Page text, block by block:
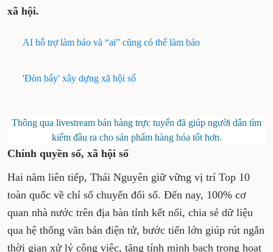
xã hội.
AI hỗ trợ làm báo và “ai” cũng có thể làm báo
'Đòn bẩy' xây dựng xã hội số
Thông qua livestream bán hàng trực tuyến đã giúp người dân tìm
kiếm đầu ra cho sản phẩm hàng hóa tốt hơn.
Chính quyền số, xã hội số
Hai năm liên tiếp, Thái Nguyên giữ vững vị trí Top 10
toàn quốc về chỉ số chuyển đổi số. Đến nay, 100% cơ
quan nhà nước trên địa bàn tỉnh kết nối, chia sẻ dữ liệu
qua hệ thống văn bản điện tử, bước tiến lớn giúp rút ngắn
thời gian xử lý công việc, tăng tính minh bạch trong hoạt